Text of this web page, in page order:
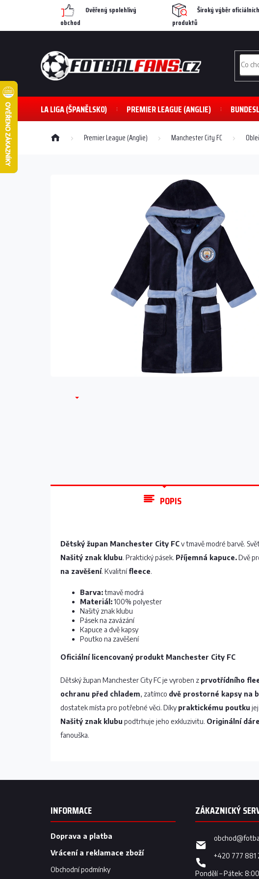
Ověřený spolehlivý
obchod
Široký výběr oficiálních
produktů
LA LIGA (ŠPANĚLSKO) PREMIER LEAGUE (ANGLIE)
Domů Premier League (Anglie) Manchester City FC
POPIS
Dětský župan Manchester City FCv tmavě modré barvě.
Našitý znak klubu. Praktický pásek. Příjemná kapuce.Dvě
na zavěšení. Kvalitnífleece.
Barva:tmavě modrá
Materiál:100% polyester
Našitý znak klubu
Pásek na zavázání
Kapuce a dvě kapsy
Poutko na zavěšení
Oficiální licencovaný produkt Manchester City FC
Dětský župan Manchester City FC je vyroben z prvotřídního
ochranu před chladem, zatímco dvě prostorné kapsy na
dostatek místa pro potřebné věci. Díkypraktickému poutku
Našitý znak klubu podtrhuje jeho exkluzivitu. Originální
fanouška.
Z
INFORMACE
Doprava a platba
Vrácení a reklamace zboží
Obchodní podmínky
obchod@
+420 777 881